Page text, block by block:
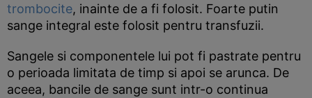
trombocite, inainte de a fi folosit. Foarte putin
sange integral este folosit pentru transfuzii.
Sangele si componentele lui pot fi pastrate pentru
o perioada limitata de timp si apoi se arunca. De
aceea, bancile de sange sunt intr-o continua